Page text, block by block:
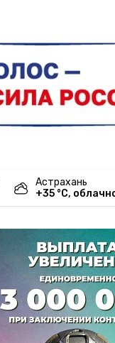
Астрахань
+35 °С,